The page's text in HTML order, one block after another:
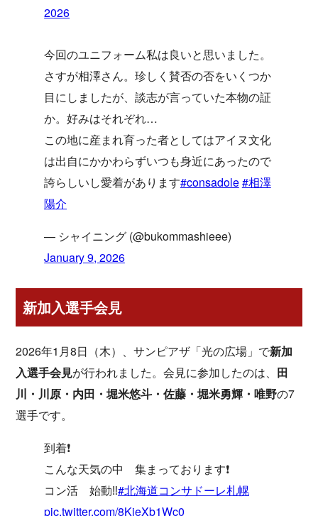
2026
今回のユニフォーム私は良いと思いました。
さすが相澤さん。珍しく賛否の否をいくつか
目にしましたが、談志が言っていた本物の証
か。好みはそれぞれ…
この地に産まれ育った者としてはアイヌ文化
は出自にかかわらずいつも身近にあったので
誇らしいし愛着があります#consadole#相澤
陽介
— シャイニング (@bukommashieee)
January 9, 2026
新加入選手会見
2026年1月8日（木）、サンピアザ「光の広場」で新加
入選手会見が行われました。会見に参加したのは、 田
川・川原・内田・堀米悠斗・佐藤・堀米勇輝・唯野の7
選手です。
到着❗️
こんな天気の中 集まっております❗️
コン活 始動‼️#北海道コンサドーレ札幌
pic.twitter.com/8KjeXb1Wc0